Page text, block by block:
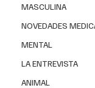
MASCULINA
NOVEDADES
MENTAL
LA ENTREVISTA
ANIMAL